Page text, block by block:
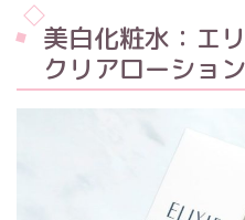
美白化粧水：エ
クリアローショ